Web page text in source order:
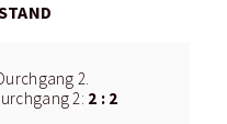
2.
2: 2 : 2